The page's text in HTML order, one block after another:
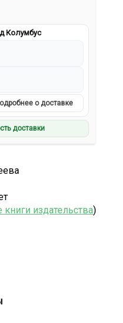
Колумбус
о доставке
доставки
книги издательства)